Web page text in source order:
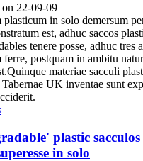
22-09-09
plasticum in solo demersum
est, adhuc saccos
tenere posse, adhuc tres
ferre, postquam in ambitu
materiae sacculi
UK inventae sunt
plastic sacculos
in solo